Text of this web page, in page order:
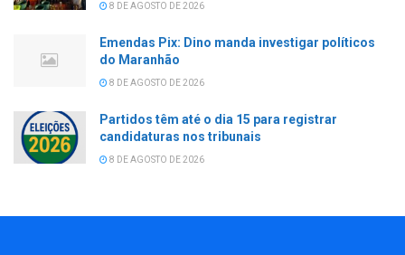
8 DE AGOSTO DE 2026
Emendas Pix: Dino manda investigar políticos
do Maranhão
8 DE AGOSTO DE 2026
Partidos têm até o dia 15 para registrar
candidaturas nos tribunais
8 DE AGOSTO DE 2026